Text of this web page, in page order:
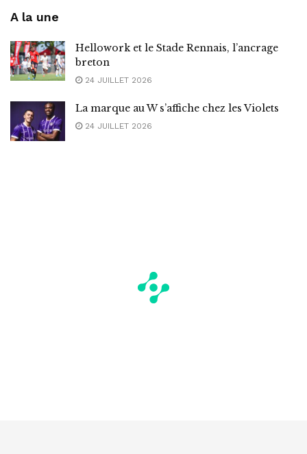
A la une
Hellowork et le Stade Rennais, l’ancrage
breton
24 JUILLET 2026
La marque au W s’affiche chez les Violets
24 JUILLET 2026